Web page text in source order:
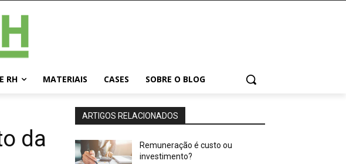
RH MATERIAIS CASES SOBRE O BLOG
da
ARTIGOS RELACIONADOS
Remuneração é custo ou
investimento?